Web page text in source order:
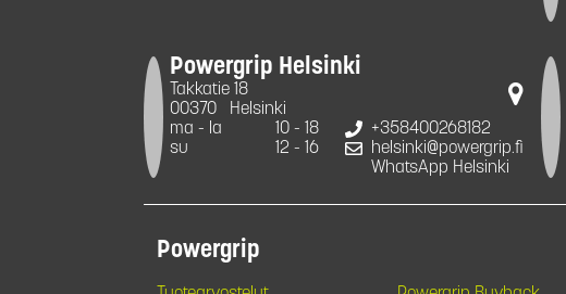
Powergrip Helsinki
Takkatie 18
00370
Helsinki
ma - la
10 - 18
su
12 - 16
+358400268182
helsinki@powergrip.fi
WhatsApp Helsinki
Powergrip